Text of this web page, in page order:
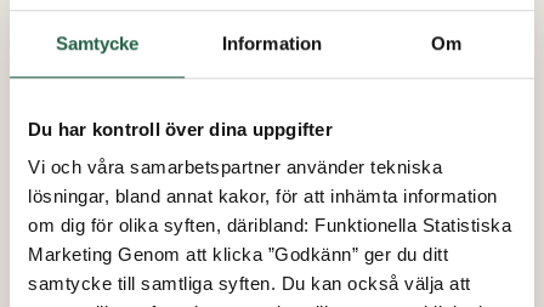
Samtycke Information Om
Du har kontroll över dina uppgifter
Vi och våra samarbetspartner använder tekniska
lösningar, bland annat kakor, för att inhämta information
om dig för olika syften, däribland: Funktionella Statistiska
Marketing Genom att klicka ”Godkänn” ger du ditt
samtycke till samtliga syften. Du kan också välja att
Slangkapare Rain
från
239 kr